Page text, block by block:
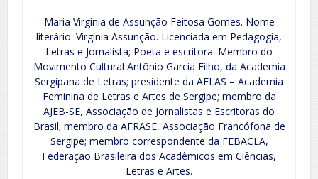
Maria Virgínia de Assunção Feitosa Gomes. Nome
literário: Virgínia Assunção. Licenciada em Pedagogia,
Letras e Jornalista; Poeta e escritora. Membro do
Movimento Cultural Antônio Garcia Filho, da Academia
Sergipana de Letras; presidente da AFLAS – Academia
Feminina de Letras e Artes de Sergipe; membro da
AJEB-SE, Associação de Jornalistas e Escritoras do
Brasil; membro da AFRASE, Associação Francófona de
Sergipe; membro correspondente da FEBACLA,
Federação Brasileira dos Acadêmicos em Ciências,
Letras e Artes.